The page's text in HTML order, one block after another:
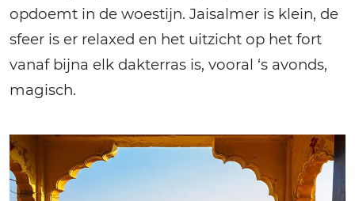
opdoemt in de woestijn. Jaisalmer is klein, de
sfeer is er relaxed en het uitzicht op het fort
vanaf bijna elk dakterras is, vooral ‘s avonds,
magisch.